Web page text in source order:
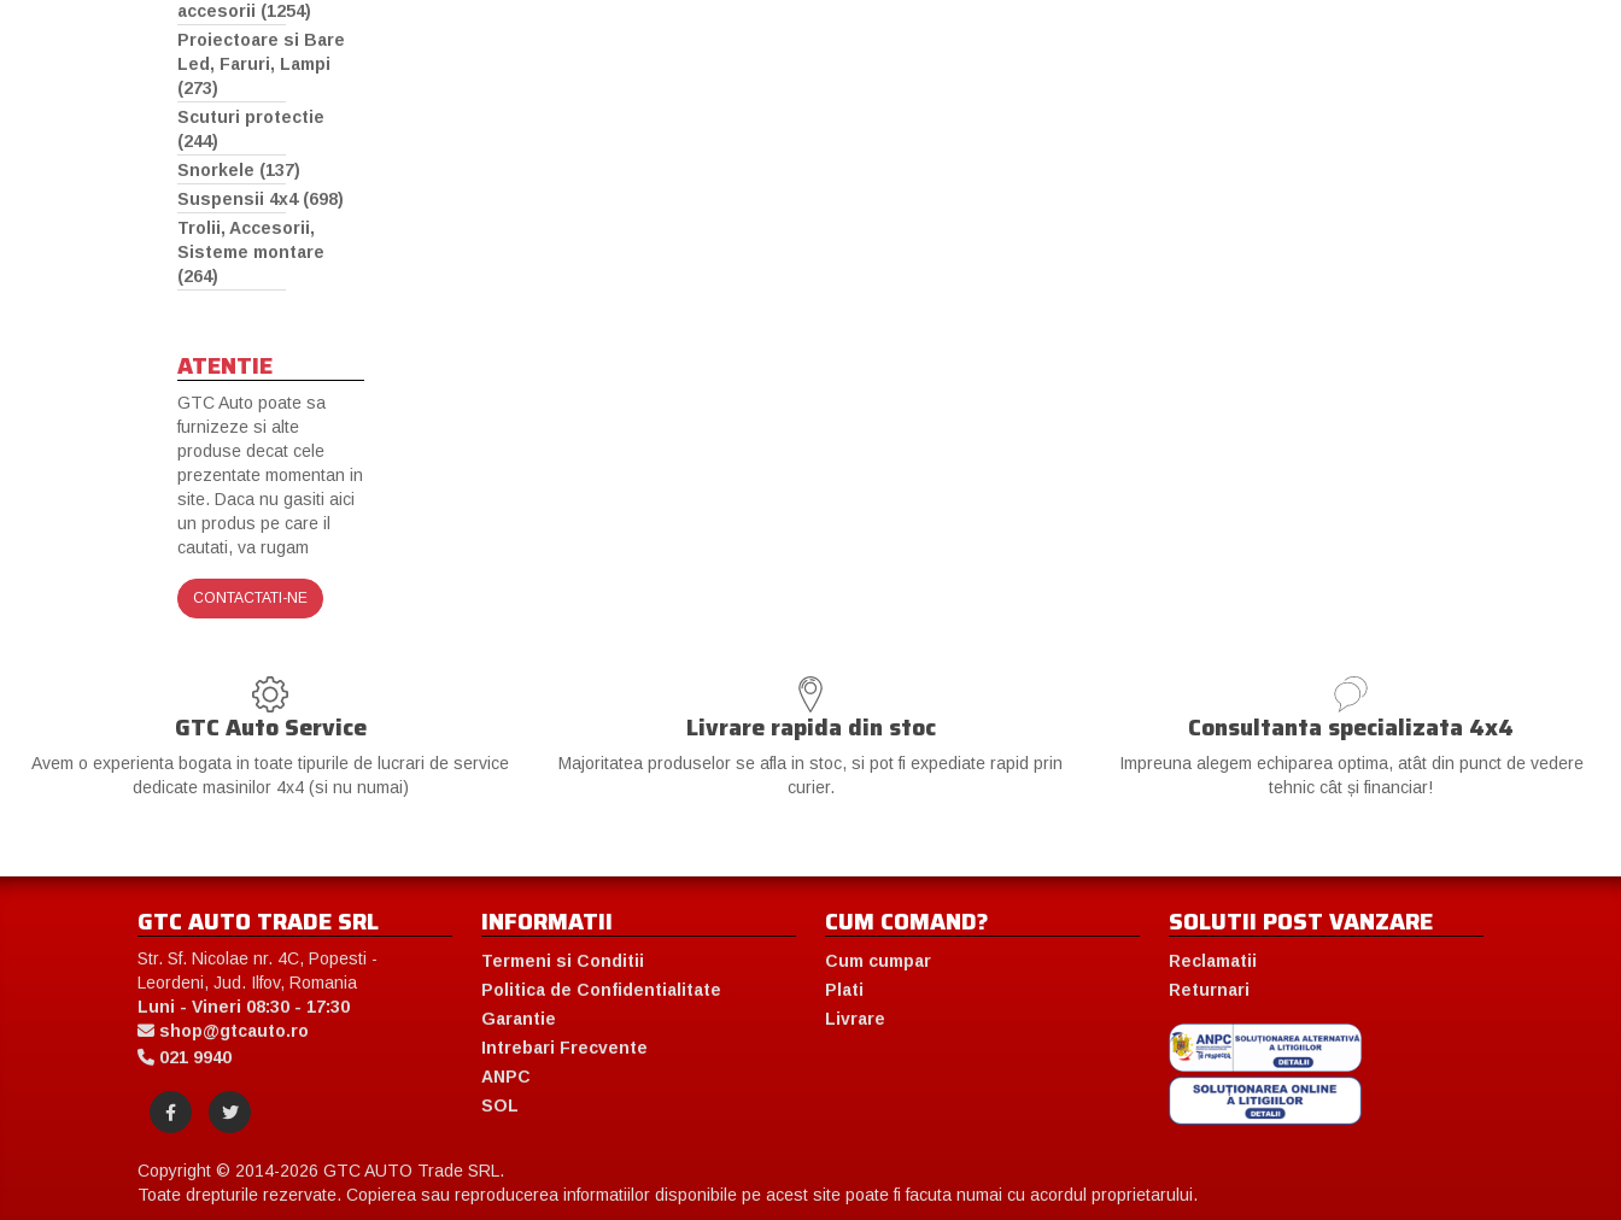
accesorii (1254)
Proiectoare si Bare
Led, Faruri, Lampi
(273)
Scuturi protectie
(244)
Snorkele (137)
Suspensii 4x4 (698)
Trolii, Accesorii,
Sisteme montare
(264)
ATENTIE
GTC Auto poate sa
furnizeze si alte
produse decat cele
prezentate momentan in
site. Daca nu gasiti aici
un produs pe care il
cautati, va rugam
CONTACTATI-NE
GTC Auto Service
Avem o experienta bogata in toate tipurile de lucrari de service
dedicate masinilor 4x4 (si nu numai)
Livrare rapida din stoc
Majoritatea produselor se afla in stoc, si pot fi expediate rapid prin
curier.
Consultanta specializata 4x4
Impreuna alegem echiparea optima, atât din punct de vedere
tehnic cât și financiar!
GTC AUTO TRADE SRL
Str. Sf. Nicolae nr. 4C, Popesti -
Leordeni, Jud. Ilfov, Romania
Luni - Vineri 08:30 - 17:30
shop@gtcauto.ro
021 9940
INFORMATII
Termeni si Conditii
Politica de Confidentialitate
Garantie
Intrebari Frecvente
ANPC
SOL
CUM COMAND?
Cum cumpar
Plati
Livrare
SOLUTII POST VANZARE
Reclamatii
Returnari
Copyright © 2014-2026 GTC AUTO Trade SRL.
Toate drepturile rezervate. Copierea sau reproducerea informatiilor disponibile pe acest site poate fi facuta numai cu acordul proprietarului.